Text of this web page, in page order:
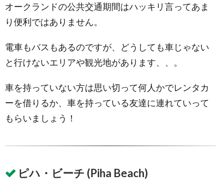
狩り・シェ
イクスピア
公園
Regional
Park)
オークランドの公共交通期間はハッキリ言ってあま
り便利ではありません。
電車もバスもあるのですが、どうしても車じゃない
と行けないエリアや観光地があります、、。
車を持っていない方は思い切って何人かでレンタカ
ーを借りるか、車を持っている友達に連れていって
もらいましょう！
ピハ・ビーチ (Piha Beach)